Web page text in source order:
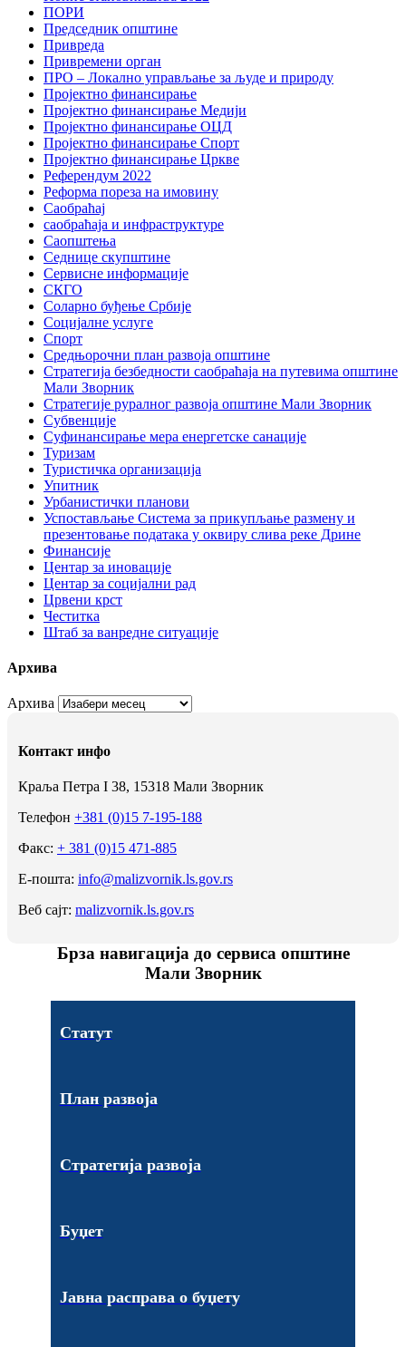
ПОРИ
Председник општине
Привреда
Привремени орган
ПРО – Локално управљање за људе и природу
Пројектно финансирање
Пројектно финансирање Медији
Пројектно финансирање ОЦД
Пројектно финансирање Спорт
Пројектно финансирање Цркве
Референдум 2022
Реформа пореза на имовину
Саобраћај
саобраћаја и инфраструктуре
Саопштења
Седнице скупштине
Сервисне информације
СКГО
Соларно буђење Србије
Социјалне услуге
Спорт
Средњорочни план развоја општине
Стратегија безбедности саобраћаја на путевима општине
Мали Зворник
Стратегије руралног развоја општине Мали Зворник
Субвенције
Суфинансирање мера енергетске санације
Туризам
Туристичка организација
Упитник
Урбанистички планови
Успостављање Система за прикупљање размену и
презентовање података у оквиру слива реке Дрине
Финансије
Центар за иновације
Центар за социјални рад
Црвени крст
Честитка
Штаб за ванредне ситуације
Архива
Архива
Контакт инфо
Краља Петра I 38, 15318 Мали Зворник
Телефон +381 (0)15 7-195-188
Факс: + 381 (0)15 471-885
Е-пошта: info@malizvornik.ls.gov.rs
Веб сајт: malizvornik.ls.gov.rs
Брза навигација до сервиса општине
Мали Зворник
Статут
План развоја
Стратегија развоја
Буџет
Јавна расправа о буџету